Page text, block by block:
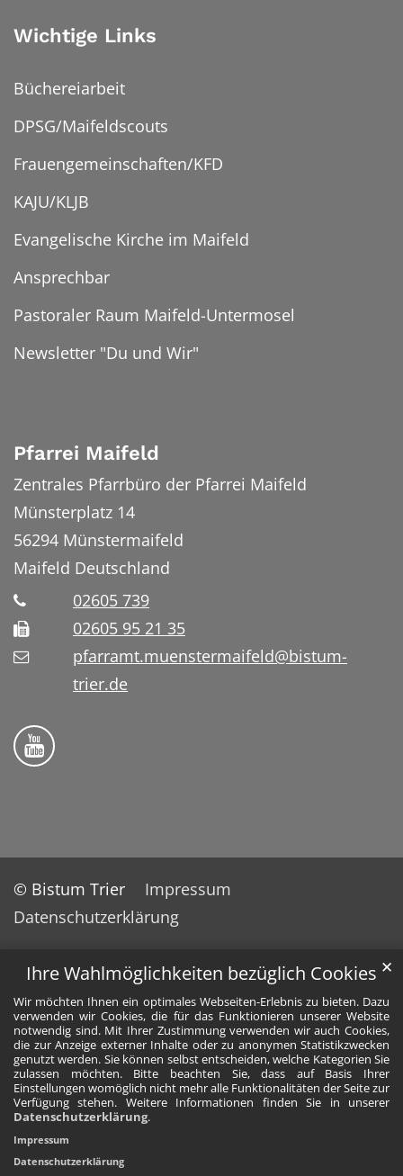
Ihre Wahlmöglichkeiten bezüglich Cookies
Wir möchten Ihnen ein optimales Webseiten-Erlebnis zu bieten. Dazu
verwenden wir Cookies, die für das Funktionieren unserer Website
notwendig sind. Mit Ihrer Zustimmung verwenden wir auch Cookies,
die zur Anzeige externer Inhalte oder zu anonymen Statistikzwecken
genutzt werden. Sie können selbst entscheiden, welche Kategorien Sie
zulassen möchten. Bitte beachten Sie, dass auf Basis Ihrer
Einstellungen womöglich nicht mehr alle Funktionalitäten der Seite zur
Verfügung stehen. Weitere Informationen finden Sie in unserer
Datenschutzerklärung.
✕
Impressum
Datenschutzerklärung
Wichtige Links
Büchereiarbeit
DPSG/Maifeldscouts
Frauengemeinschaften/KFD
KAJU/KLJB
Evangelische Kirche im Maifeld
Ansprechbar
Pastoraler Raum Maifeld-Untermosel
Newsletter "Du und Wir"
Pfarrei Maifeld
Zentrales Pfarrbüro der Pfarrei Maifeld
Münsterplatz 14
56294 Münstermaifeld
Maifeld Deutschland
02605 739
02605 95 21 35
pfarramt.muenstermaifeld@bistum-
trier.de
Folge uns auf YouTube
© Bistum Trier
Impressum
Datenschutzerklärung